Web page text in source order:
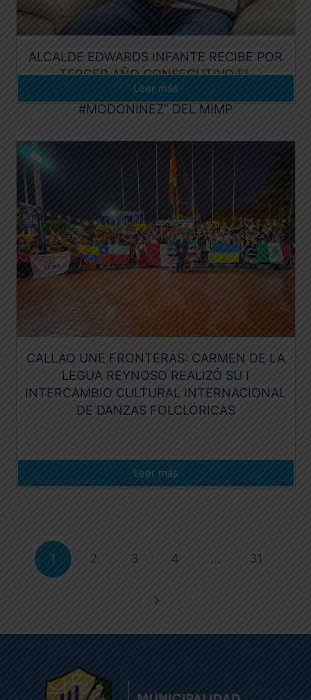
ALCALDE EDWARDS INFANTE RECIBE POR
TERCER AÑO CONSECUTIVO EL
RECONOCIMIENTO NACIONAL “PONTE EN
#MODONIÑEZ” DEL MIMP
Leer más
CALLAO UNE FRONTERAS: CARMEN DE LA
LEGUA REYNOSO REALIZÓ SU I
INTERCAMBIO CULTURAL INTERNACIONAL
DE DANZAS FOLCLÓRICAS
Leer más
1 2 3 4 … 31